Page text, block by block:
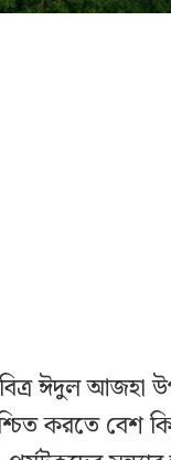
ঈদুল আজহা
করতে বেশ